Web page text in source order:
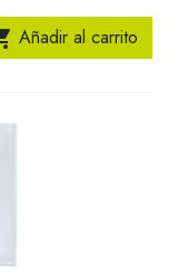
Añadir al carrito